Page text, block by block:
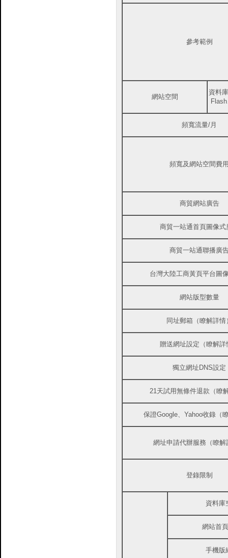
參考範例
網站空間
資料
頻寬流量/月
頻寬及網站空間費
商貿網站廣告
商貿一站通首頁圖像式
商貿一站通聯播廣
台灣大陸工商黃頁平台圖
網站版型數量
同址郵箱（瞭解詳情
贈送網址設定（瞭解詳
獨立網址DNS設定
21天試用無條件退款（瞭
保證Google、Yahoo收錄（
網址申請代辦服務（瞭解
登錄限制
資料庫
網站首
手機版